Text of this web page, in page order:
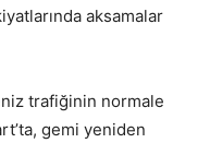
aksamalar
trafiğinin normale
gemi yeniden